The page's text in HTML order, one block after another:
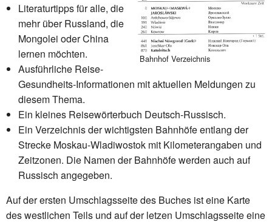
Bahnhof Verzeichnis
Literaturtipps für alle, die
mehr über Russland, die
Mongolei oder China
lernen möchten.
Ausführliche Reise-
Gesundheits-Informationen mit aktuellen Meldungen zu
diesem Thema.
Ein kleines Reisewörterbuch Deutsch-Russisch.
Ein Verzeichnis der wichtigsten Bahnhöfe entlang der
Strecke Moskau-Wladiwostok mit Kilometerangaben und
Zeitzonen. Die Namen der Bahnhöfe werden auch auf
Russisch angegeben.
Auf der ersten Umschlagsseite des Buches ist eine Karte
des westlichen Teils und auf der letzen Umschlagsseite eine